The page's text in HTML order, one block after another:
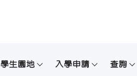
學生園地 入學申請 查詢